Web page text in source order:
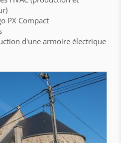
PX Compact
d'une armoire électrique